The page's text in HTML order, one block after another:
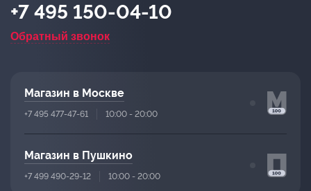
+7 495 150-04-10
Обратный звонок
Магазин в Москве
+7 495 477-47-61 10:00 - 20:00
Магазин в Пушкино
+7 499 490-29-12 10:00 - 20:00